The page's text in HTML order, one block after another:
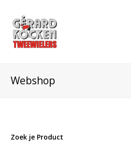
Webshop
Zoek je Product